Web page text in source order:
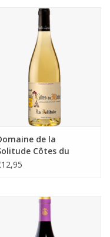
de la
Côtes du
la Solitude